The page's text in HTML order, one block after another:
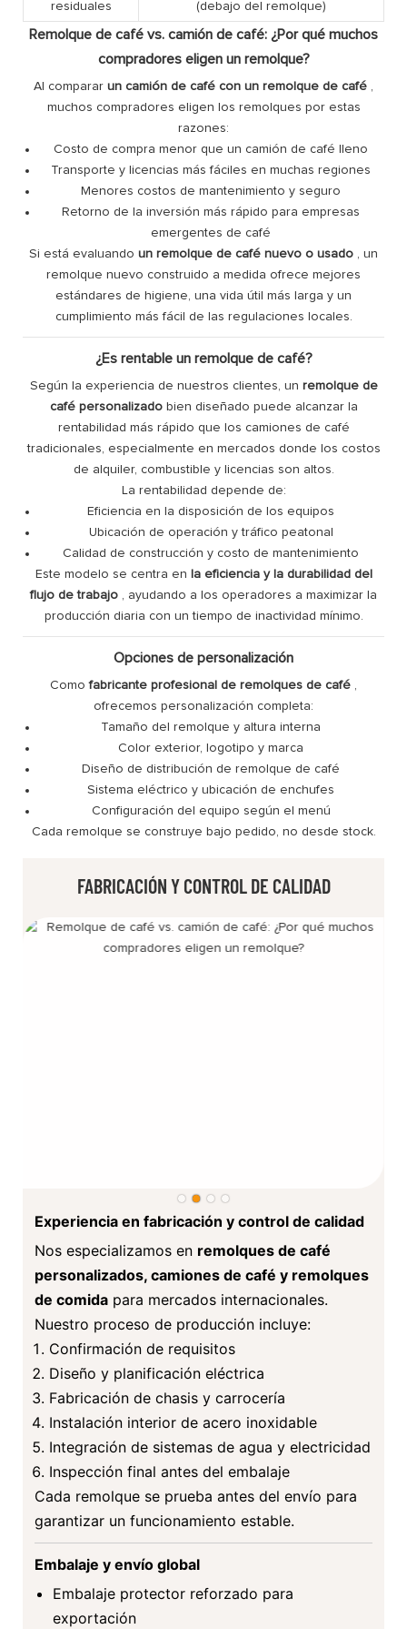
residuales (debajo del remolque)
Remolque de café vs. camión de café: ¿Por qué muchos
compradores eligen un remolque?
Al comparar un camión de café con un remolque de café
muchos compradores eligen los remolques por estas
razones:
Costo de compra menor que un camión de café lleno
Transporte y licencias más fáciles en muchas regiones
Menores costos de mantenimiento y seguro
Retorno de la inversión más rápido para empresas
emergentes de café
Si está evaluando un remolque de café nuevo o usado , un
remolque nuevo construido a medida ofrece mejores
estándares de higiene, una vida útil más larga y un
cumplimiento más fácil de las regulaciones locales.
¿Es rentable un remolque de café?
Según la experiencia de nuestros clientes, un remolque de
café personalizadobien diseñado puede alcanzar la
rentabilidad más rápido que los camiones de café
tradicionales, especialmente en mercados donde los costos
de alquiler, combustible y licencias son altos.
La rentabilidad depende de:
Eficiencia en la disposición de los equipos
Ubicación de operación y tráfico peatonal
Calidad de construcción y costo de mantenimiento
Este modelo se centra en la eficiencia y la durabilidad del
flujo de trabajo , ayudando a los operadores a maximizar la
producción diaria con un tiempo de inactividad mínimo.
Opciones de personalización
Comofabricante profesional de remolques de café
ofrecemos personalización completa:
Tamaño del remolque y altura interna
Color exterior, logotipo y marca
Diseño de distribución de remolque de café
Sistema eléctrico y ubicación de enchufes
Configuración del equipo según el menú
Cada remolque se construye bajo pedido, no desde stock.
FABRICACIÓN Y CONTROL DE CALIDAD
Experiencia en fabricación y control de calidad
Nos especializamos en remolques de café
personalizados, camiones de café y remolques
de comida para mercados internacionales.
Nuestro proceso de producción incluye:
Confirmación de requisitos
Diseño y planificación eléctrica
Fabricación de chasis y carrocería
Instalación interior de acero inoxidable
Integración de sistemas de agua y electricidad
Inspección final antes del embalaje
Cada remolque se prueba antes del envío para
garantizar un funcionamiento estable.
Embalaje y envío global
Embalaje protector reforzado para
exportación